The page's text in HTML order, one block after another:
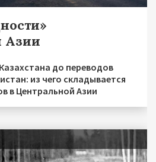
Азии
до переводов
из чего складывается
в Центральной Азии